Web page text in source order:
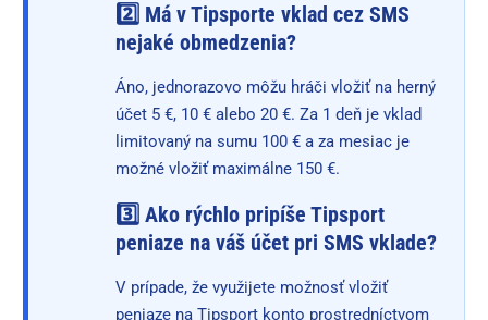
2️⃣ Má v Tipsporte vklad cez SMS
nejaké obmedzenia?
Áno, jednorazovo môžu hráči vložiť na herný
účet 5 €, 10 € alebo 20 €. Za 1 deň je vklad
limitovaný na sumu 100 € a za mesiac je
možné vložiť maximálne 150 €.
3️⃣ Ako rýchlo pripíše Tipsport
peniaze na váš účet pri SMS vklade?
V prípade, že využijete možnosť vložiť
peniaze na Tipsport konto prostredníctvom